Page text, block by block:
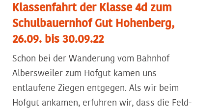
Klassenfahrt der Klasse 4d zum
Schulbauernhof Gut Hohenberg,
26.09. bis 30.09.22
Schon bei der Wanderung vom Bahnhof
Albersweiler zum Hofgut kamen uns
entlaufene Ziegen entgegen. Als wir beim
Hofgut ankamen, erfuhren wir, dass die Feld-